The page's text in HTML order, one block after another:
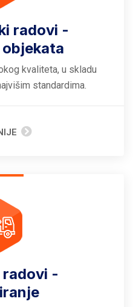
radovi -
kvaliteta, u skladu
standardima.
-